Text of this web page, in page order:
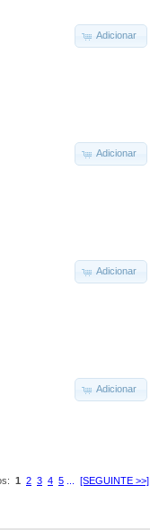
Adicionar
Adicionar
Adicionar
Adicionar
1 2 3 4 5 [SEGUINTE >>]